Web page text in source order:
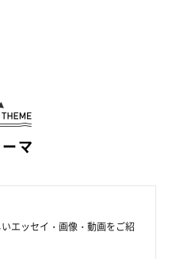
マ
エッセイ・画像・動画をご紹